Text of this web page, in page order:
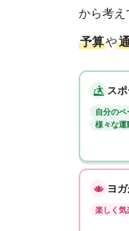
から考え
予算や
ス
自分のペ
様々な運
ヨ
楽しく気